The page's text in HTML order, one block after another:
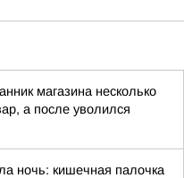
магазина несколько
а после уволился
ночь: кишечная палочка